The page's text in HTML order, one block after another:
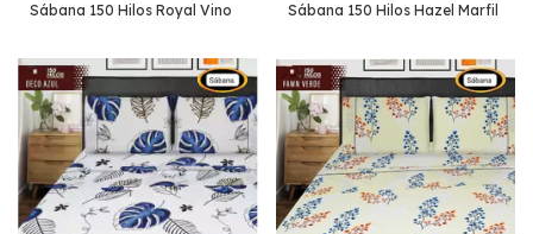
Sábana 150 Hilos Royal Vino Sábana 150 Hilos Hazel Marfil